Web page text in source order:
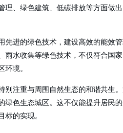
、绿色建筑、低碳排放等方面做出
先进的绿色技术，建设高效的能效
雨水收集等绿色技术，不仅符合国
境。
别注重与周围自然生态的和谐共生
绿色生态城区。这不仅能提升居民
的实现。